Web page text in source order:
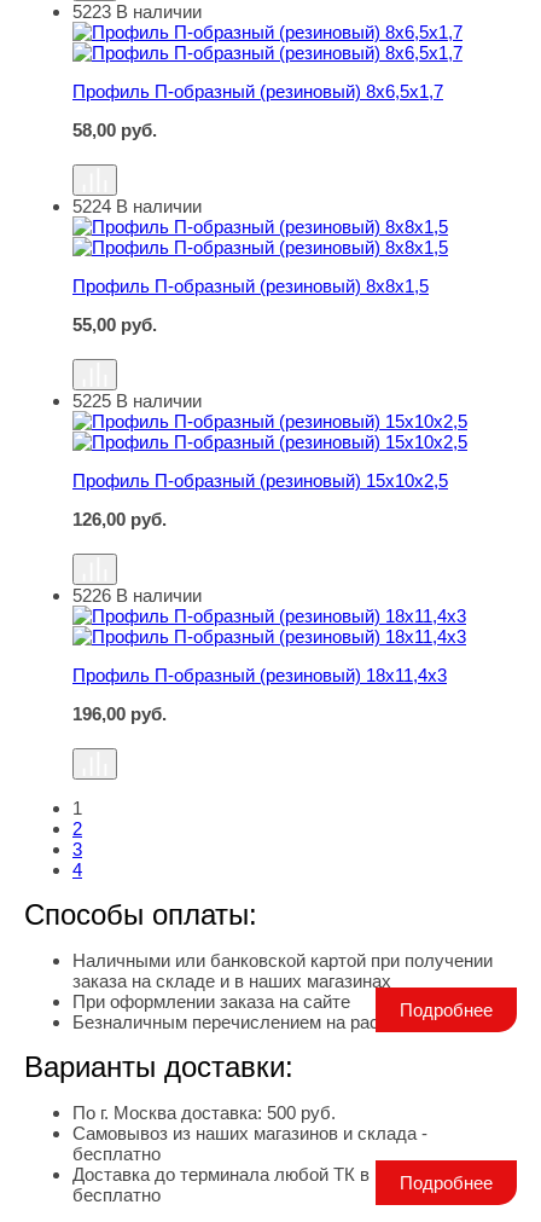
Профиль П-образный (резиновый) 8х6,5х1,7
5223 В наличии
Профиль П-образный (резиновый) 8х6,5х1,7
58,00 руб.
Профиль П-образный (резиновый) 8х8х1,5
5224 В наличии
Профиль П-образный (резиновый) 8х8х1,5
55,00 руб.
Профиль П-образный (резиновый) 15х10х2,5
5225 В наличии
Профиль П-образный (резиновый) 15х10х2,5
126,00 руб.
Профиль П-образный (резиновый) 18х11,4х3
5226 В наличии
Профиль П-образный (резиновый) 18х11,4х3
196,00 руб.
1
2
3
4
Способы оплаты:
Наличными или банковской картой при получении
заказа на складе и в наших магазинах
При оформлении заказа на сайте
Безналичным перечислением на расчетный счет
Подробнее
Варианты доставки:
По г. Москва доставка: 500 руб.
Самовывоз из наших магазинов и склада -
бесплатно
Доставка до терминала любой ТК в г. Москва -
бесплатно
Подробнее